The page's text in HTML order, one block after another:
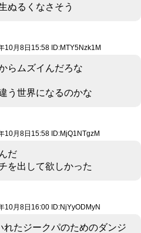
ぬるくなさそう
10月8日15:58 ID:MTY5Nzk1M
らムズイんだろな
う世界になるのかな
10月8日15:58 ID:MjQ1NTgzM
だ
を出して欲しかった
10月8日16:00 ID:NjYyODMyN
れたジークパのためのダンジ